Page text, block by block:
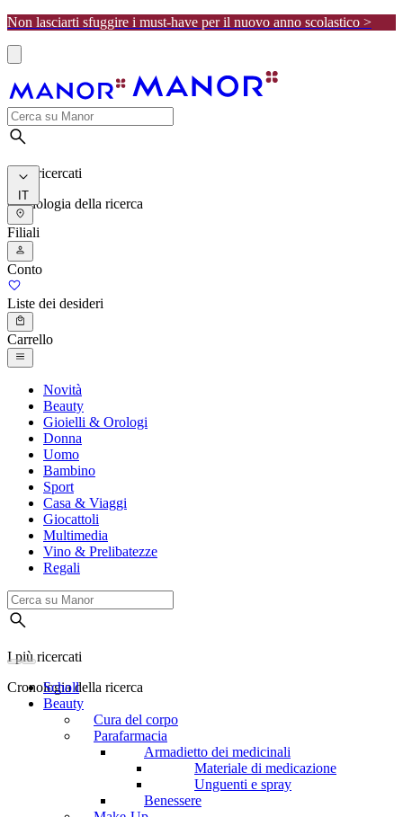
Non lasciarti sfuggire i must-have per il nuovo anno scolastico >
I più ricercati
Cronologia della ricerca
IT
Filiali
Conto
Liste dei desideri
Carrello
Novità
Beauty
Gioielli & Orologi
Donna
Uomo
Bambino
Sport
Casa & Viaggi
Giocattoli
Multimedia
Vino & Prelibatezze
Regali
I più ricercati
Cronologia della ricerca
Scholl
Beauty
Cura del corpo
Parafarmacia
Armadietto dei medicinali
Materiale di medicazione
Unguenti e spray
Benessere